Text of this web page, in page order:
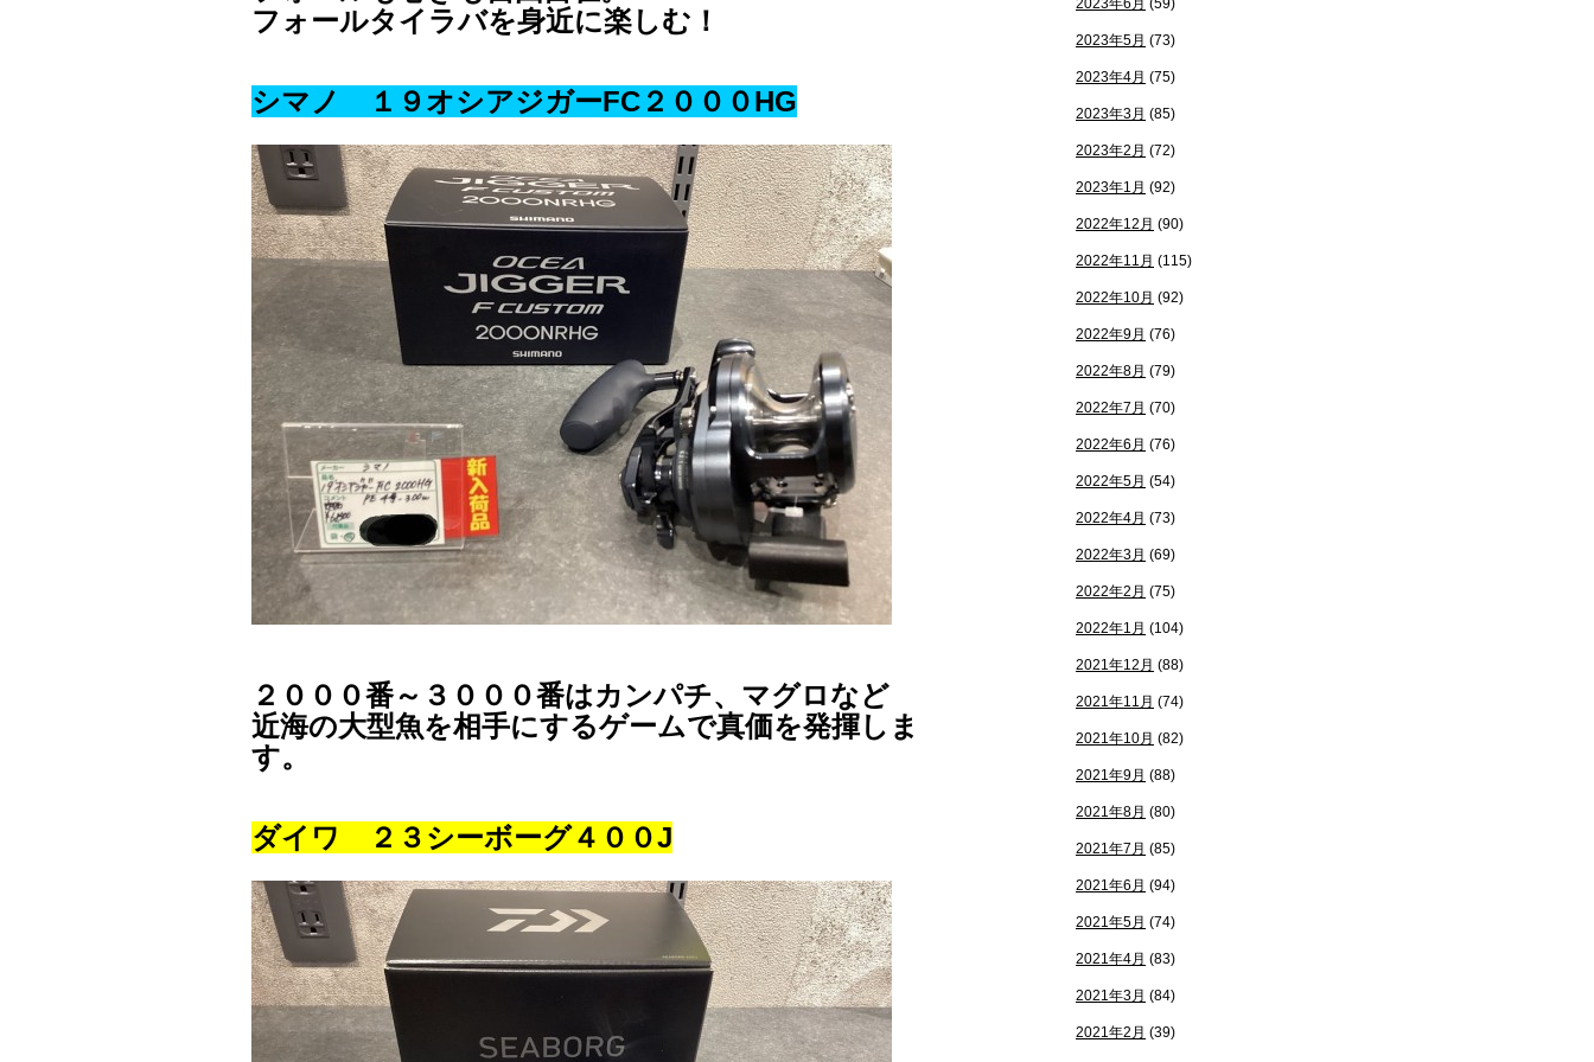
フォールタイラバを身近に楽しむ！
シマノ １９オシアジガーFC２０００HG
２０００番～３０００番はカンパチ、マグロなど
近海の大型魚を相手にするゲームで真価を発揮しま
す。
ダイワ ２３シーボーグ４００J
2023年6月 (59)
2023年5月 (73)
2023年4月 (75)
2023年3月 (85)
2023年2月 (72)
2023年1月 (92)
2022年12月 (90)
2022年11月 (115)
2022年10月 (92)
2022年9月 (76)
2022年8月 (79)
2022年7月 (70)
2022年6月 (76)
2022年5月 (54)
2022年4月 (73)
2022年3月 (69)
2022年2月 (75)
2022年1月 (104)
2021年12月 (88)
2021年11月 (74)
2021年10月 (82)
2021年9月 (88)
2021年8月 (80)
2021年7月 (85)
2021年6月 (94)
2021年5月 (74)
2021年4月 (83)
2021年3月 (84)
2021年2月 (39)